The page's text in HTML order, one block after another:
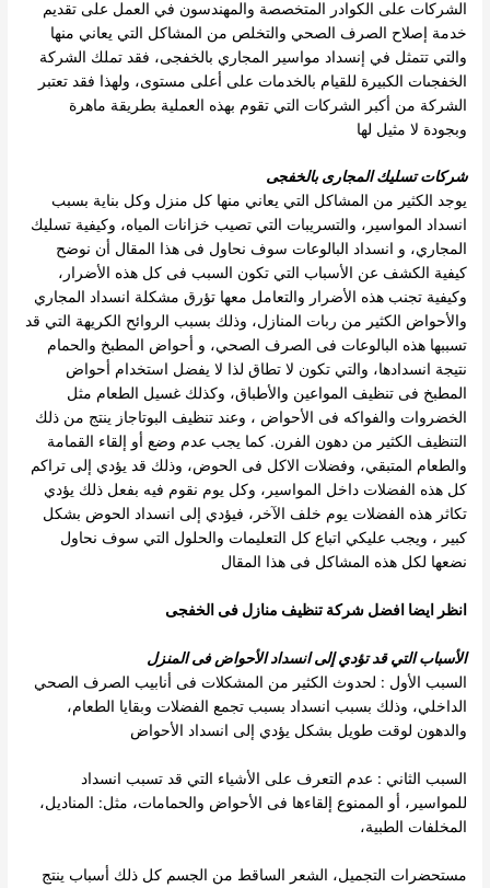
الشركات على الكوادر المتخصصة والمهندسون في العمل على تقديم
خدمة إصلاح الصرف الصحي والتخلص من المشاكل التي يعاني منها
والتي تتمثل في إنسداد مواسير المجاري بالخفجى، فقد تملك الشركة
الخفجىات الكبيرة للقيام بالخدمات على أعلى مستوى، ولهذا فقد تعتبر
الشركة من أكبر الشركات التي تقوم بهذه العملية بطريقة ماهرة
وبجودة لا مثيل لها
شركات تسليك المجارى بالخفجى
يوجد الكثير من المشاكل التي يعاني منها كل منزل وكل بناية بسبب
انسداد المواسير، والتسريبات التي تصيب خزانات المياه، وكيفية تسليك
المجاري، و انسداد البالوعات سوف نحاول فى هذا المقال أن نوضح
كيفية الكشف عن الأسباب التي تكون السبب فى كل هذه الأضرار،
وكيفية تجنب هذه الأضرار والتعامل معها تؤرق مشكلة انسداد المجاري
والأحواض الكثير من ربات المنازل، وذلك بسبب الروائح الكريهة التي قد
تسببها هذه البالوعات فى الصرف الصحي، و أحواض المطبخ والحمام
نتيجة انسدادها، والتي تكون لا تطاق لذا لا يفضل استخدام أحواض
المطبخ فى تنظيف المواعين والأطباق، وكذلكغسيل الطعام مثل
الخضروات والفواكه فى الأحواض ، وعند تنظيف البوتاجاز ينتج من ذلك
التنظيف الكثير من دهون الفرن. كما يجب عدم وضع أو إلقاء القمامة
والطعام المتبقي، وفضلات الاكل فى الحوض، وذلك قد يؤدي إلى تراكم
كل هذه الفضلات داخل المواسير، وكل يوم نقوم فيه بفعل ذلك يؤدي
تكاثرهذه الفضلات يوم خلف الآخر، فيؤدي إلى انسداد الحوض بشكل
كبير ، ويجب عليكي اتباع كل التعليمات والحلول التي سوف نحاول
نضعها لكل هذه المشاكل فى هذا المقال
انظر ايضا افضل شركة تنظيف منازل فى الخفجى
الأسباب التي قد تؤدي إلى انسداد الأحواض فى المنزل
السبب الأول : لحدوث الكثير من المشكلات فى أنابيب الصرف الصحي
الداخلي، وذلك بسبب انسداد بسبب تجمع الفضلات وبقايا الطعام،
والدهون لوقتطويل بشكل يؤدي إلى انسداد الأحواض
السبب الثاني : عدم التعرف على الأشياء التي قد تسبب انسداد
للمواسير، أو الممنوع إلقاءها فى الأحواض والحمامات، مثل: المناديل،
المخلفات الطبية،
مستحضرات التجميل، الشعر الساقط من الجسم كل ذلك أسباب ينتج